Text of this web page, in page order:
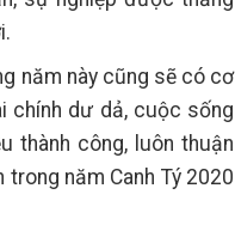
năm này cũng sẽ có cơ
chính dư dả, cuộc sống
thành công, luôn thuận
năm Canh Tý 2020